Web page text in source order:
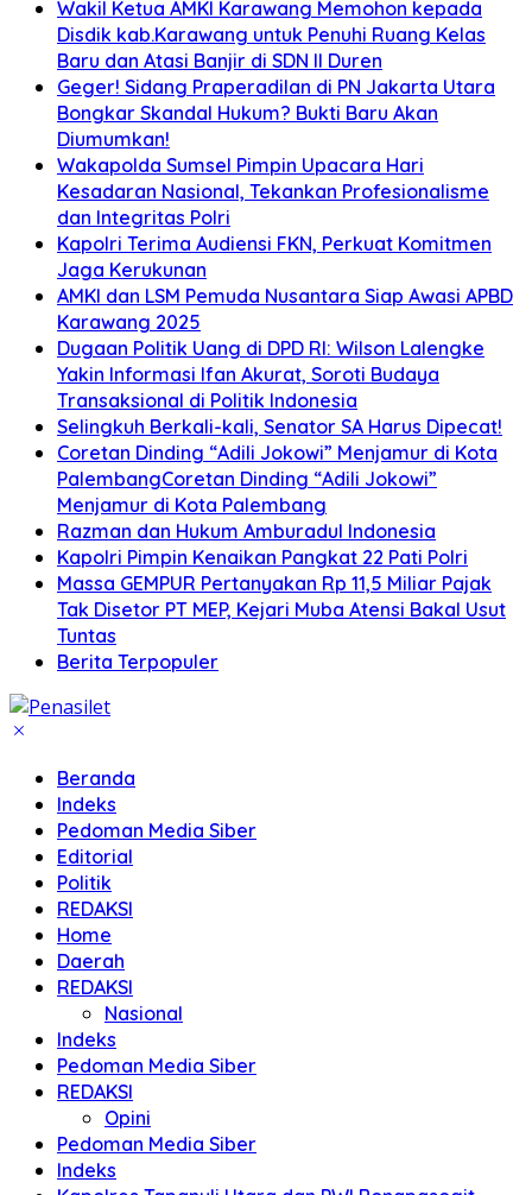
Wakil Ketua AMKI Karawang Memohon kepada
Disdik kab.Karawang untuk Penuhi Ruang Kelas
Baru dan Atasi Banjir di SDN II Duren
Geger! Sidang Praperadilan di PN Jakarta Utara
Bongkar Skandal Hukum? Bukti Baru Akan
Diumumkan!
Wakapolda Sumsel Pimpin Upacara Hari
Kesadaran Nasional, Tekankan Profesionalisme
dan Integritas Polri
Kapolri Terima Audiensi FKN, Perkuat Komitmen
Jaga Kerukunan
AMKI dan LSM Pemuda Nusantara Siap Awasi APBD
Karawang 2025
Dugaan Politik Uang di DPD RI: Wilson Lalengke
Yakin Informasi Ifan Akurat, Soroti Budaya
Transaksional di Politik Indonesia
Selingkuh Berkali-kali, Senator SA Harus Dipecat!
Coretan Dinding “Adili Jokowi” Menjamur di Kota
PalembangCoretan Dinding “Adili Jokowi”
Menjamur di Kota Palembang
Razman dan Hukum Amburadul Indonesia
Kapolri Pimpin Kenaikan Pangkat 22 Pati Polri
Massa GEMPUR Pertanyakan Rp 11,5 Miliar Pajak
Tak Disetor PT MEP, Kejari Muba Atensi Bakal Usut
Tuntas
Berita Terpopuler
Beranda
Indeks
Pedoman Media Siber
Editorial
Politik
REDAKSI
Home
Daerah
REDAKSI
Nasional
Indeks
Pedoman Media Siber
REDAKSI
Opini
Pedoman Media Siber
Indeks